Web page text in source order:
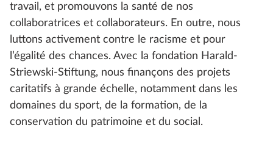
travail, et promouvons la santé de nos
collaboratrices et collaborateurs. En outre, nous
luttons activement contre le racisme et pour
l’égalité des chances. Avec la fondation Harald-
Striewski-Stiftung, nous finançons des projets
caritatifs à grande échelle, notamment dans les
domaines du sport, de la formation, de la
conservation du patrimoine et du social.